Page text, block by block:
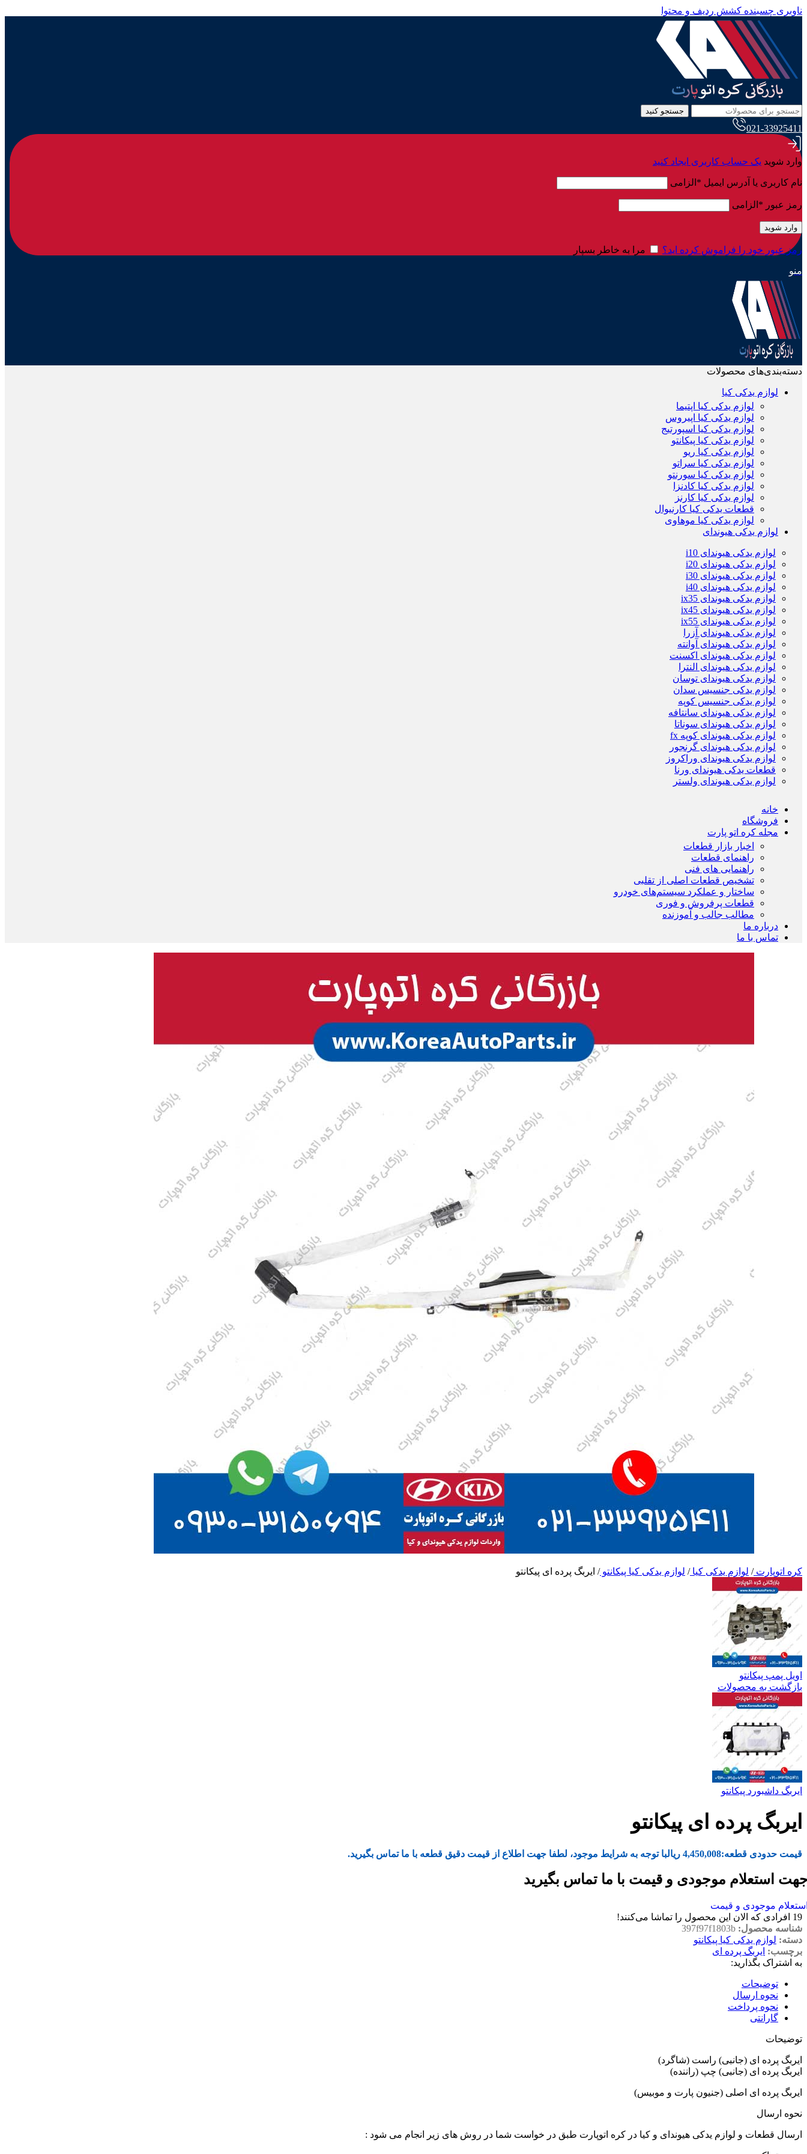
ناوبری چسبنده کشش ردیف و محتوا
جستجو کنید
021-33925411
وارد شوید یک حساب کاربری ایجاد کنید
نام کاربری یا آدرس ایمیل * الزامی
رمز عبور * الزامی
وارد شوید
رمز عبور خود را فراموش کرده اید؟ مرا به خاطر بسپار
منو
دسته‌بندی‌های محصولات
لوازم یدکی کیا
لوازم یدکی کیا اپتیما
لوازم یدکی کیا اپیروس
لوازم یدکی کیا اسپورتیج
لوازم یدکی کیا پیکانتو
لوازم یدکی کیا ریو
لوازم یدکی کیا سراتو
لوازم یدکی کیا سورنتو
لوازم یدکی کیا کادنزا
لوازم یدکی کیا کارنز
قطعات یدکی کیا کارنیوال
لوازم یدکی کیا موهاوی
لوازم یدکی هیوندای
لوازم یدکی هیوندای i10
لوازم یدکی هیوندای i20
لوازم یدکی هیوندای i30
لوازم یدکی هیوندای i40
لوازم یدکی هیوندای ix35
لوازم یدکی هیوندای ix45
لوازم یدکی هیوندای ix55
لوازم یدکی هیوندای آزرا
لوازم یدکی هیوندای آوانته
لوازم یدکی هیوندای اکسنت
لوازم یدکی هیوندای النترا
لوازم یدکی هیوندای توسان
لوازم یدکی جنسیس سدان
لوازم یدکی جنسیس کوپه
لوازم یدکی هیوندای سانتافه
لوازم یدکی هیوندای سوناتا
لوازم یدکی هیوندای کوپه fx
لوازم یدکی هیوندای گرنجور
لوازم یدکی هیوندای وراکروز
قطعات یدکی هیوندای ورنا
لوازم یدکی هیوندای ولستر
خانه
فروشگاه
مجله کره اتو پارت
اخبار بازار قطعات
راهنمای قطعات
راهنمایی های فنی
تشخیص قطعات اصلی از تقلبی
ساختار و عملکرد سیستم‌های خودرو
قطعات پرفروش و فوری
مطالب جالب و آموزنده
درباره ما
تماس با ما
کره اتوپارت/ لوازم یدکی کیا/ لوازم یدکی کیا پیکانتو/ ایربگ پرده ای پیکانتو
اویل پمپ پیکانتو
بازگشت به محصولات
ایربگ داشبورد پیکانتو
ایربگ پرده ای پیکانتو
قیمت حدودی قطعه:4,450,008 ریالبا توجه به شرایط موجود، لطفا جهت اطلاع از قیمت دقیق قطعه با ما تماس بگیرید.
استعلام موجودی و قیمت با ما تماس بگیرید
موجودی و قیمت
19 افرادی که الان این محصول را تماشا می‌کنند!
شناسه محصول: 397f97f1803b
دسته: لوازم یدکی کیا پیکانتو
برچسب: ایربگ پرده ای
به اشتراک بگذارید:
توضیحات
نحوه ارسال
نحوه پرداخت
گارانتی
توضیحات
ایربگ پرده ای (جانبی) راست (شاگرد)
ایربگ پرده ای (جانبی) چپ (راننده)
ایربگ پرده ای اصلی (جنیون پارت و موبیس)
نحوه ارسال
ارسال قطعات و لوازم یدکی هیوندای و کیا در کره اتوپارت طبق در خواست شما در روش های زیر انجام می شود :